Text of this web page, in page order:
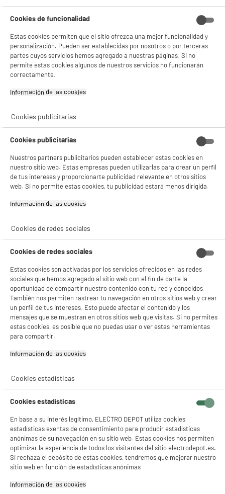
8€96
Hastaagosto 2029
Características
Tipo de producto
Cable de sincronización y
carga
Colores Negro
Cookies de funcionalidad
Estas cookies permiten que el sitio ofrezca una mejor funcionalidad y
personalización. Pueden ser establecidas por nosotros o por terceras
partes cuyos servicios hemos agregado a nuestras páginas. Si no
permite estas cookies algunos de nuestros servicios no funcionarán
correctamente.
Información de las cookies‎
Cookies publicitarias
Cookies publicitarias
Nuestros partners publicitarios pueden establecer estas cookies en
nuestro sitio web. Estas empresas pueden utilizarlas para crear un perfil
de tus intereses y proporcionarte publicidad relevante en otros sitios
web. Si no permite estas cookies, tu publicidad estará menos dirigida.
Información de las cookies‎
Cookies de redes sociales
Cookies de redes sociales
Estas cookies son activadas por los servicios ofrecidos en las redes
sociales que hemos agregado al sitio web con el fin de darte la
oportunidad de compartir nuestro contenido con tu red y conocidos.
También nos permiten rastrear tu navegación en otros sitios web y crear
un perfil de tus intereses. Esto puede afectar el contenido y los
mensajes que se muestran en otros sitios web que visitas. Si no permites
estas cookies, es posible que no puedas usar o ver estas herramientas
para compartir.
Información de las cookies‎
Cookies estadísticas
Cookies estadísticas
En base a su interés legítimo, ELECTRO DEPOT utiliza cookies
estadísticas exentas de consentimiento para producir estadísticas
anónimas de su navegación en su sitio web. Estas cookies nos permiten
optimizar la experiencia de todos los visitantes del sitio electrodepot.es.
Si rechaza el depósito de estas cookies, tendremos que mejorar nuestro
sitio web en función de estadísticas anónimas
Información de las cookies‎